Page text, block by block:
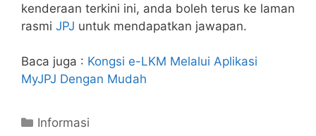
kenderaan terkini ini, anda boleh terus ke laman
rasmi JPJ untuk mendapatkan jawapan.
Baca juga : Kongsi e-LKM Melalui Aplikasi
MyJPJ Dengan Mudah
Categories
Informasi